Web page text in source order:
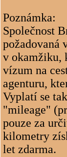
Poznámka:
Společnost
požadovaná
v okamžiku,
vízum na
agenturu,
Vyplatí se
"mileage"
pouze za
kilometry
let zdarma.